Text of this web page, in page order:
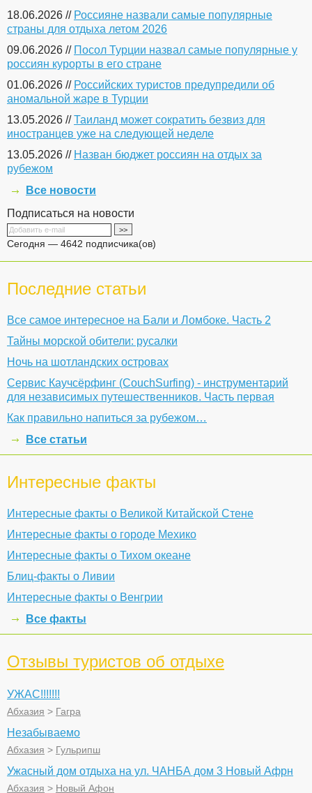
18.06.2026 // Россияне назвали самые популярные
страны для отдыха летом 2026
09.06.2026 // Посол Турции назвал самые популярные у
россиян курорты в его стране
01.06.2026 // Российских туристов предупредили об
аномальной жаре в Турции
13.05.2026 //Таиланд может сократить безвиз для
иностранцев уже на следующей неделе
13.05.2026 // Назван бюджет россиян на отдых за
рубежом
Все новости
Подписаться на новости
Сегодня — 4642 подписчика(ов)
Последние статьи
Все самое интересное на Бали и Ломбоке. Часть 2
Тайны морской обители: русалки
Ночь на шотландских островах
Сервис Каучсёрфинг (CouchSurfing) - инструментарий
для независимых путешественников. Часть первая
Как правильно напиться за рубежом…
Все статьи
Интересные факты
Интересные факты о Великой Китайской Стене
Интересные факты о городе Мехико
Интересные факты о Тихом океане
Блиц-факты о Ливии
Интересные факты о Венгрии
Все факты
Отзывы туристов об отдыхе
УЖАС!!!!!!!
Абхазия > Гагра
Незабываемо
Абхазия > Гульрипш
Ужасный дом отдыха на ул. ЧАНБА дом 3 Новый Афрн
Абхазия > Новый Афон